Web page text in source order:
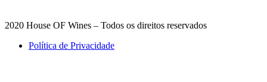
2020 House OF Wines – Todos os direitos reservados
Política de Privacidade